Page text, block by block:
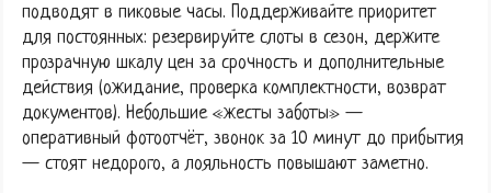
подводят в пиковые часы. Поддерживайте приоритет
для постоянных: резервируйте слоты в сезон, держите
прозрачную шкалу цен за срочность и дополнительные
действия (ожидание, проверка комплектности, возврат
документов). Небольшие «жесты заботы» —
оперативный фотоотчёт, звонок за 10 минут до прибытия
— стоят недорого, а лояльность повышают заметно.